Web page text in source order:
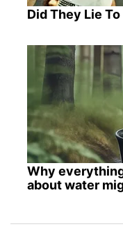
Did They Lie
Why
about water